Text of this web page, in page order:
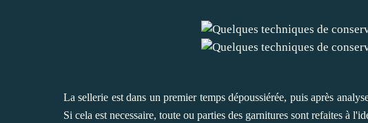
La sellerie est dans un premier temps dépoussiérée, puis après
Si cela est necessaire, toute ou parties des garnitures sont refaites à